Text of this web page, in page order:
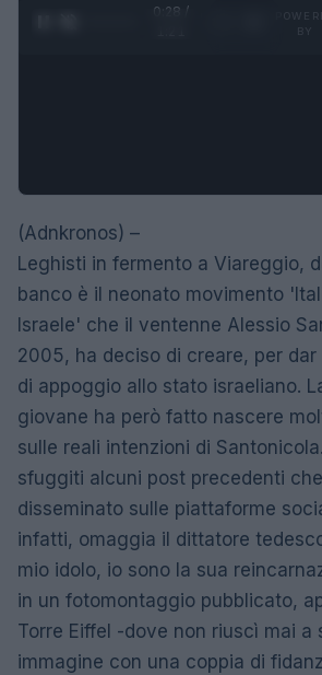
0:28 /
(Adnkronos) –
Leghisti in fermento a Viareggio,
banco è il neonato movimento
Israele' che il ventenne Alessio
2005, ha deciso di creare, per
di appoggio allo stato israeliano.
giovane ha però fatto nascere
sulle reali intenzioni di
sfuggiti alcuni post precedenti
disseminato sulle piattaforme
infatti, omaggia il dittatore
mio idolo, io sono la sua
in un fotomontaggio pubblicato,
Torre Eiffel -dove non riuscì mai a
immagine con una coppia di